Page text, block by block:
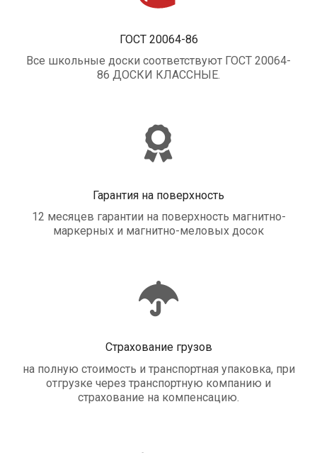
ГОСТ 20064-86
Все школьные доски соответствуют ГОСТ 20064-
86 ДОСКИ КЛАССНЫЕ.
Гарантия на поверхность
12 месяцев гарантии на поверхность магнитно-
маркерных и магнитно-меловых досок
Страхование грузов
на полную стоимость и транспортная упаковка, при
отгрузке через транспортную компанию и
страхование на компенсацию.